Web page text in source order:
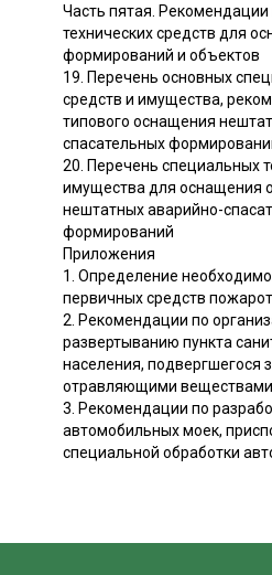
Часть пятая. Рекомендации
технических средств для
формирований и объектов
19. Перечень основных
средств и имущества,
типового оснащения
спасательных
20. Перечень специальных
имущества для оснащения
нештатных аварийно-
формирований
Приложения
1. Определение
первичных средств
2. Рекомендации по
развертыванию пункта
населения, подвергшегося
отравляющими веществами
3. Рекомендации по
автомобильных моек,
специальной обработки